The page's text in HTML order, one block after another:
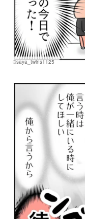
©saya_twins1125